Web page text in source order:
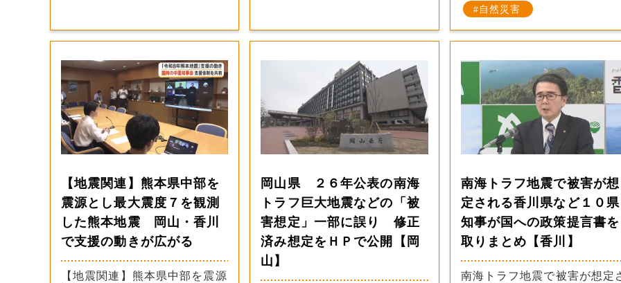
自然災害
【地震関連】熊本県中部を
震源とし最大震度７を観測
した熊本地震 岡山・香川
で支援の動きが広がる
【地震関連】熊本県中部を震源
岡山県 ２６年公表の南海
トラフ巨大地震などの「被
害想定」一部に誤り 修正
済み想定をＨＰで公開【岡
山】
南海トラフ地震で被害が想
定される香川県など１０県
知事が国への政策提言書を
取りまとめ【香川】
南海トラフ地震で被害が想定